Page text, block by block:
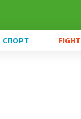
СПОРТ FIGHT